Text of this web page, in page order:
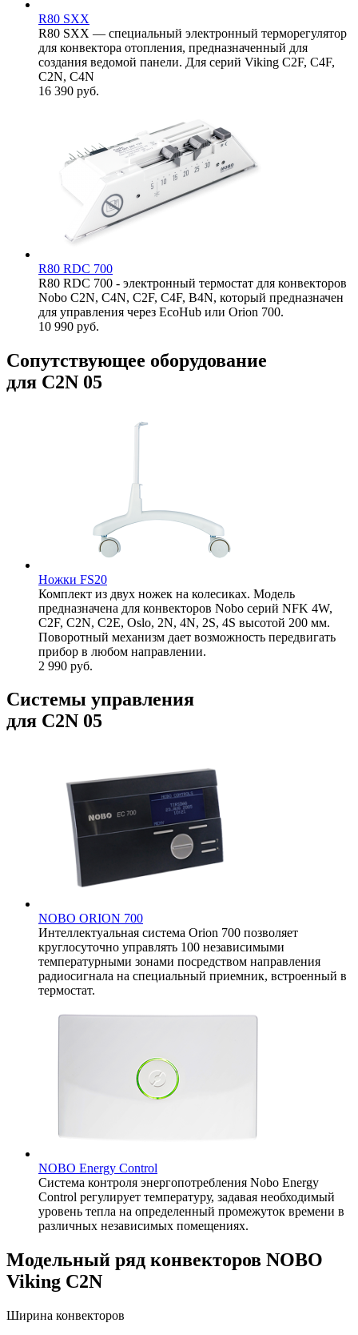
R80 SXX
R80 SXX — специальный электронный терморегулятор
для конвектора отопления, предназначенный для
создания ведомой панели. Для серий Viking C2F, C4F,
C2N, C4N
16 390 руб.
R80 RDC 700
R80 RDC 700 - электронный термостат для конвекторов
Nobo C2N, С4N, C2F, С4F, B4N, который предназначен
для управления через EcoHub или Oriоn 700.
10 990 руб.
Сопутствующее оборудование
для C2N 05
Ножки FS20
Комплект из двух ножек на колесиках. Модель
предназначена для конвекторов Nobo серий NFK 4W,
C2F, C2N, C2E, Oslo, 2N, 4N, 2S, 4S высотой 200 мм.
Поворотный механизм дает возможность передвигать
прибор в любом направлении.
2 990 руб.
Системы управления
для C2N 05
NOBO ORION 700
Интеллектуальная система Orion 700 позволяет
круглосуточно управлять 100 независимыми
температурными зонами посредством направления
радиосигнала на специальный приемник, встроенный в
термостат.
NOBO Energy Control
Система контроля энергопотребления Nobo Energy
Control регулирует температуру, задавая необходимый
уровень тепла на определенный промежуток времени в
различных независимых помещениях.
Модельный ряд конвекторов NOBO
Viking C2N
Ширина конвекторов